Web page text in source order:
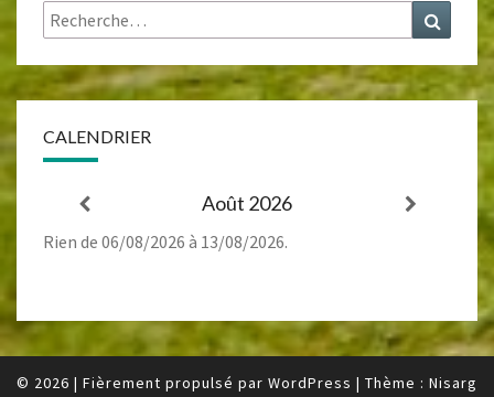
Rechercher :
CALENDRIER
Août 2026
Rien de 06/08/2026 à 13/08/2026.
© 2026 | Fièrement propulsé par WordPress | Thème : Nisarg